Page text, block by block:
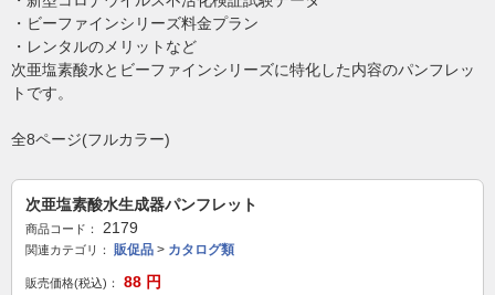
・ビーファインシリーズ料金プラン
・レンタルのメリットなど
次亜塩素酸水とビーファインシリーズに特化した内容のパンフレッ
トです。
全8ページ(フルカラー)
次亜塩素酸水生成器パンフレット
商品コード： 2179
関連カテゴリ： 販促品 > カタログ類
販売価格(税込)： 88 円